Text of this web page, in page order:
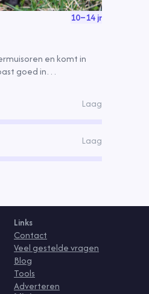
10–14jr
en komt in
goed in
Laag
Laag
Links
Contact
Veel gestelde vragen
Blog
Tools
Adverteren